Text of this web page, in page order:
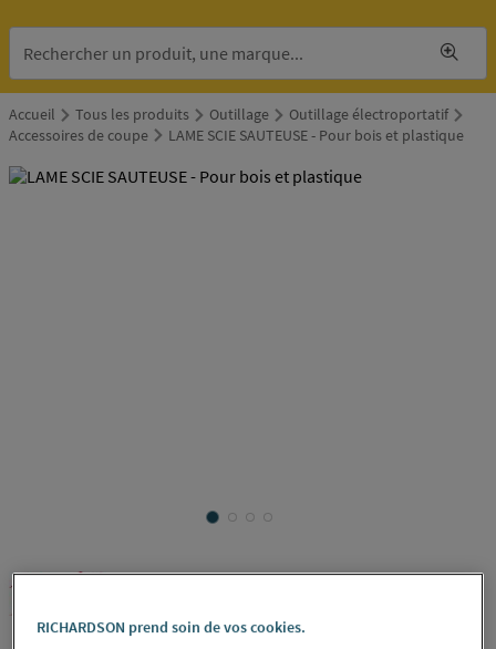
Accueil Tous les produits Outillage
Outillage électroportatif
Accessoires de coupe
LAME SCIE SAUTEUSE - Pour bois et plastique
RICHARDSON prend soin de vos cookies.